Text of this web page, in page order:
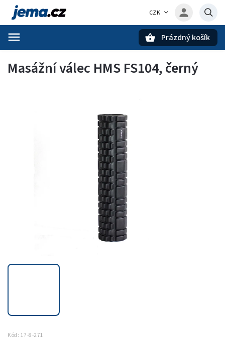
CZK
Prázdný košík
Masážní válec HMS FS104, černý
Kód: 17-8-271